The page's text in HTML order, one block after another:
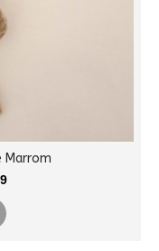
Marrom